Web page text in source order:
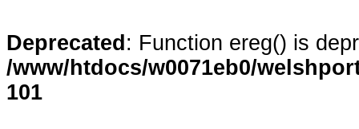
Deprecated : Function ereg() is
/www/htdocs/w0071eb0/
101